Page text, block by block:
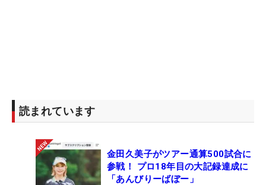
読まれています
金田久美子がツアー通算500試合に
参戦！ プロ18年目の大記録達成に
「あんびりーばぼー」